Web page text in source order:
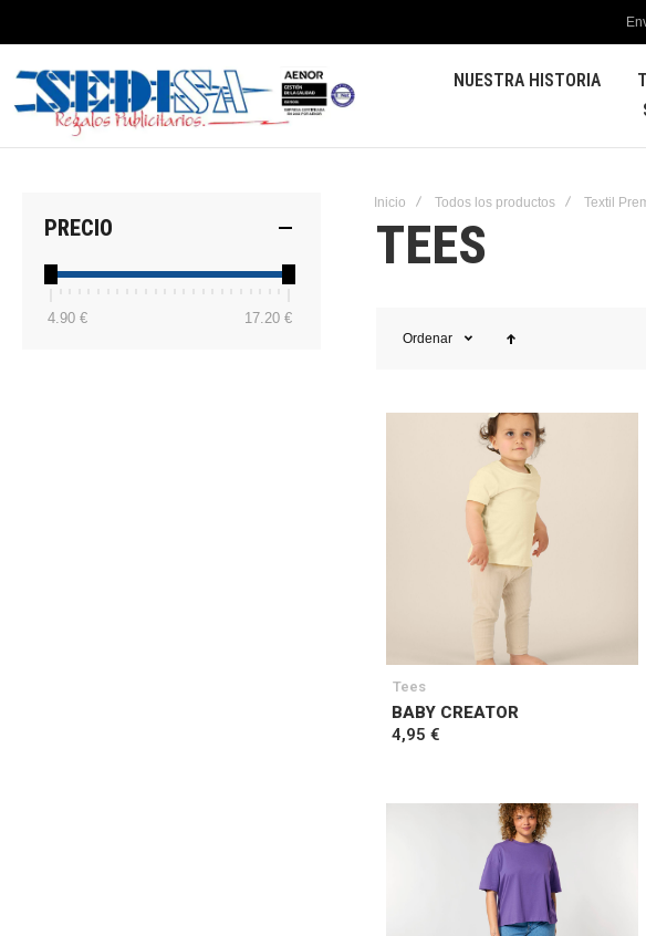
NUESTRA HISTORIA
Inicio Todos los productos Textil
TEES
Ordenar
Tees
BABY CREATOR
4,95 €
PRECIO
4.90 € 17.20 €